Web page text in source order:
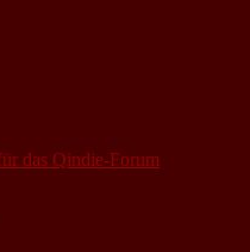
das Qindie-Forum